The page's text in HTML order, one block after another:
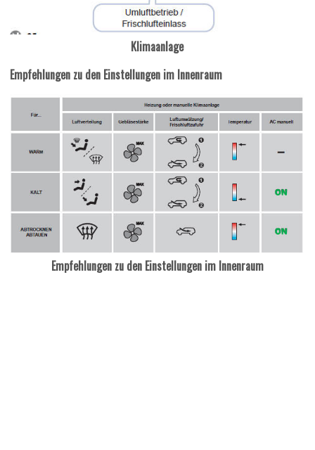
Klimaanlage
Empfehlungen zu den Einstellungen im Innenraum
Empfehlungen zu den Einstellungen im Innenraum